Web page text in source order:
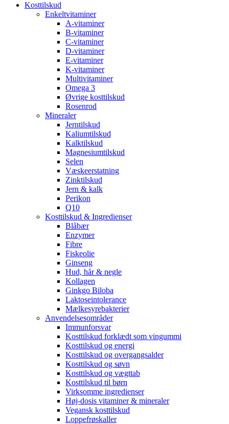
Kosttilskud
Enkeltvitaminer
A-vitaminer
B-vitaminer
C-vitaminer
D-vitaminer
E-vitaminer
K-vitaminer
Multivitaminer
Omega 3
Øvrige kosttilskud
Rosenrod
Mineraler
Jerntilskud
Kaliumtilskud
Kalktilskud
Magnesiumtilskud
Selen
Væskeerstatning
Zinktilskud
Jern & kalk
Perikon
Q10
Kosttilskud & Ingredienser
Blåbær
Enzymer
Fibre
Fiskeolie
Ginseng
Hud, hår & negle
Kollagen
Ginkgo Biloba
Laktoseintolerance
Mælkesyrebakterier
Anvendelsesområder
Immunforsvar
Kosttilskud forklædt som vingummi
Kosttilskud og energi
Kosttilskud og overgangsalder
Kosttilskud og søvn
Kosttilskud og vægttab
Kosttilskud til børn
Virksomme ingredienser
Høj-dosis vitaminer & mineraler
Vegansk kosttilskud
Loppefrøskaller